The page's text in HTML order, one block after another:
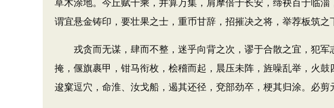
草木涂地。今丘赋千乘，井算万集，肩摩倍于长安，缔袂百于临
谓宜悬金铸印，要壮果之士，重币甘辞，招摧决之将，举荐板筑
戎贪而无谋，肆而不整，迷乎向背之次，谬于合散之宜，犯军
掩，偃旗裹甲，钳马衔枚，桧稽而起，晨压未阵，旌噪乱举，火
逡窠逗穴，命淮、汝戈船，遏其还径，兗部劲卒，梗其归涂。必